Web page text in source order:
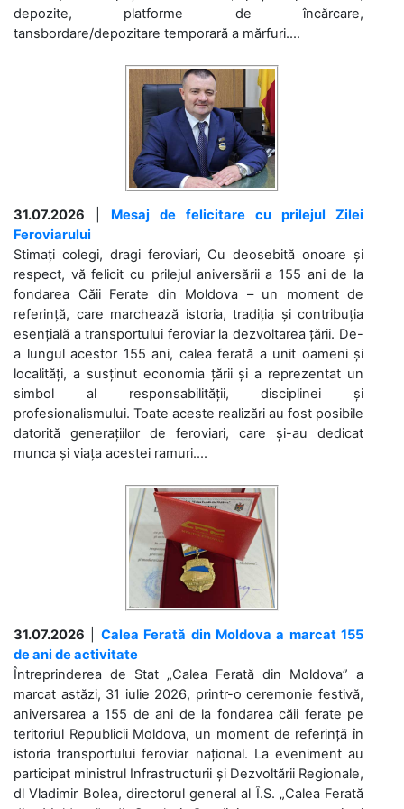
depozite, platforme de încărcare,
tansbordare/depozitare temporară a mărfuri....
31.07.2026
Mesaj de felicitare cu prilejul Zilei
Feroviarului
Stimați colegi, dragi feroviari, Cu deosebită onoare și
respect, vă felicit cu prilejul aniversării a 155 ani de la
fondarea Căii Ferate din Moldova – un moment de
referință, care marchează istoria, tradiția și contribuția
esențială a transportului feroviar la dezvoltarea țării. De-
a lungul acestor 155 ani, calea ferată a unit oameni și
localități, a susținut economia țării și a reprezentat un
simbol al responsabilității, disciplinei și
profesionalismului. Toate aceste realizări au fost posibile
datorită generațiilor de feroviari, care și-au dedicat
munca și viața acestei ramuri....
31.07.2026
Calea Ferată din Moldova a marcat 155
de ani de activitate
Întreprinderea de Stat „Calea Ferată din Moldova” a
marcat astăzi, 31 iulie 2026, printr-o ceremonie festivă,
aniversarea a 155 de ani de la fondarea căii ferate pe
teritoriul Republicii Moldova, un moment de referință în
istoria transportului feroviar național. La eveniment au
participat ministrul Infrastructurii și Dezvoltării Regionale,
dl Vladimir Bolea, directorul general al Î.S. „Calea Ferată